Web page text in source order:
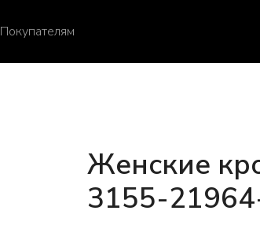
Покупателям
Женские
3155-